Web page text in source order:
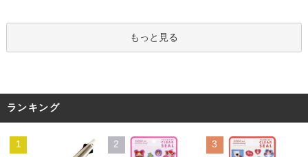
もっと見る
ランキング
1 2 3